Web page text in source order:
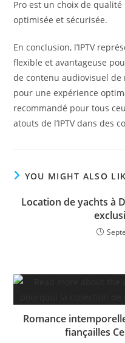
Pro est un choix de
optimisée et sécurisée.
En conclusion, l’IPTV
flexible et avantageuse
de contenu audiovisuel
pour une expérience
recommandé pour tous
atouts de l’IPTV dans des
YOU MIGHT ALSO
Location de yachts à
Romance
fiançailles